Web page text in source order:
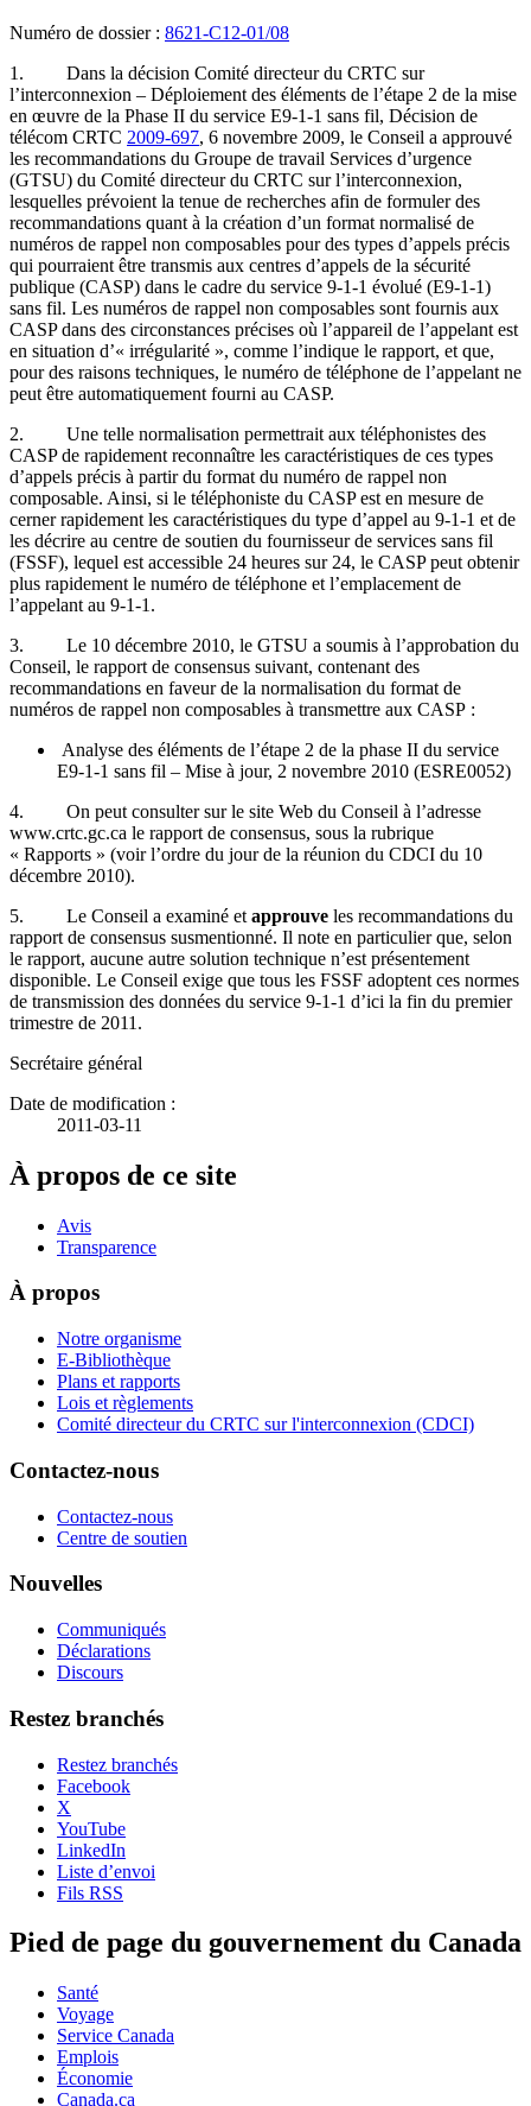
Numéro de dossier : 8621-C12-01/08
1. Dans la décision Comité directeur du CRTC sur
l’interconnexion – Déploiement des éléments de l’étape 2 de la mise
en œuvre de la Phase II du service E9-1-1 sans fil, Décision de
télécom CRTC 2009-697, 6 novembre 2009, le Conseil a approuvé
les recommandations du Groupe de travail Services d’urgence
(GTSU) du Comité directeur du CRTC sur l’interconnexion,
lesquelles prévoient la tenue de recherches afin de formuler des
recommandations quant à la création d’un format normalisé de
numéros de rappel non composables pour des types d’appels précis
qui pourraient être transmis aux centres d’appels de la sécurité
publique (CASP) dans le cadre du service 9-1-1 évolué (E9-1-1)
sans fil. Les numéros de rappel non composables sont fournis aux
CASP dans des circonstances précises où l’appareil de l’appelant est
en situation d’« irrégularité », comme l’indique le rapport, et que,
pour des raisons techniques, le numéro de téléphone de l’appelant ne
peut être automatiquement fourni au CASP.
2. Une telle normalisation permettrait aux téléphonistes des
CASP de rapidement reconnaître les caractéristiques de ces types
d’appels précis à partir du format du numéro de rappel non
composable. Ainsi, si le téléphoniste du CASP est en mesure de
cerner rapidement les caractéristiques du type d’appel au 9-1-1 et de
les décrire au centre de soutien du fournisseur de services sans fil
(FSSF), lequel est accessible 24 heures sur 24, le CASP peut obtenir
plus rapidement le numéro de téléphone et l’emplacement de
l’appelant au 9-1-1.
3. Le 10 décembre 2010, le GTSU a soumis à l’approbation du
Conseil, le rapport de consensus suivant, contenant des
recommandations en faveur de la normalisation du format de
numéros de rappel non composables à transmettre aux CASP :
Analyse des éléments de l’étape 2 de la phase II du service
E9-1-1 sans fil – Mise à jour, 2 novembre 2010 (ESRE0052)
4. On peut consulter sur le site Web du Conseil à l’adresse
www.crtc.gc.ca le rapport de consensus, sous la rubrique
« Rapports » (voir l’ordre du jour de la réunion du CDCI du 10
décembre 2010).
5. Le Conseil a examiné et approuve les recommandations du
rapport de consensus susmentionné. Il note en particulier que, selon
le rapport, aucune autre solution technique n’est présentement
disponible. Le Conseil exige que tous les FSSF adoptent ces normes
de transmission des données du service 9-1-1 d’ici la fin du premier
trimestre de 2011.
Secrétaire général
Date de modification :
2011-03-11
À propos de ce site
Avis
Transparence
À propos
Notre organisme
E-Bibliothèque
Plans et rapports
Lois et règlements
Comité directeur du CRTC sur l'interconnexion (CDCI)
Contactez-nous
Contactez-nous
Centre de soutien
Nouvelles
Communiqués
Déclarations
Discours
Restez branchés
Restez branchés
Facebook
X
YouTube
LinkedIn
Liste d’envoi
Fils RSS
Pied de page du gouvernement du Canada
Santé
Voyage
Service Canada
Emplois
Économie
Canada.ca